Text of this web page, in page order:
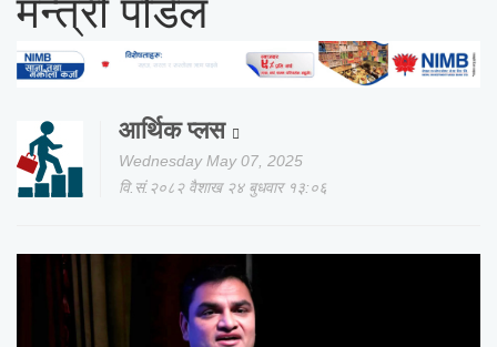
मन्त्री पौडेल
आर्थिक प्लस
Wednesday May 07, 2025
वि.सं.२०८२ वैशाख २४ बुधवार १३:०६